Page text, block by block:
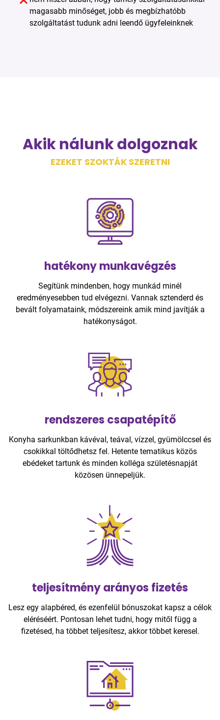
magasabb minőséget, jobb és megbízhatóbb
szolgáltatást tudunk adni leendő ügyfeleinknek
Akik nálunk dolgoznak
EZEKET SZOKTÁK SZERETNI
hatékony munkavégzés
Segítünk mindenben, hogy munkád minél
eredményesebben tud elvégezni. Vannak sztenderd és
bevált folyamataink, módszereink amik mind javítják a
hatékonyságot.
rendszeres csapatépítő
Konyha sarkunkban kávéval, teával, vízzel, gyümölccsel és
csokikkal töltődhetsz fel. Hetente tematikus közös
ebédeket tartunk és minden kolléga születésnapját
közösen ünnepeljük.
teljesítmény arányos fizetés
Lesz egy alapbéred, és ezenfelül bónuszokat kapsz a célok
eléréséért. Pontosan lehet tudni, hogy mitől függ a
fizetésed, ha többet teljesítesz, akkor többet keresel.